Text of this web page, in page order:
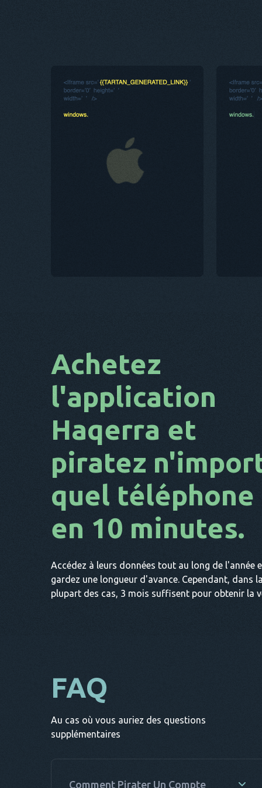
Achetez
l'application
Haqerra et
piratez
quel téléphone
en 10 minutes.
Accédez à leurs données tout au long de l'année
gardez une longueur d'avance. Cependant, dans
plupart des cas, 3 mois suffisent pour obtenir la
FAQ
Au cas où vous auriez des questions
supplémentaires
Comment Pirater Un Compte